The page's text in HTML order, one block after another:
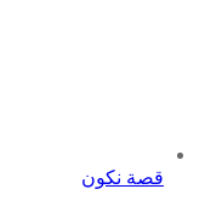
قصة نكون